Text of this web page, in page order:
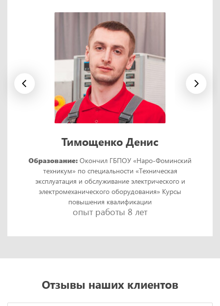
Тимощенко Денис
Образование: Окончил ГБПОУ «Наро-Фоминский
техникум» по специальности «Техническая
эксплуатация и обслуживание электрического и
электромеханического оборудования» Курсы
повышения квалификации
опыт работы 8 лет
Отзывы наших клиентов